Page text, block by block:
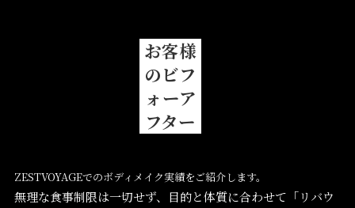
お客様
のビフ
ォーア
フター
ZESTVOYAGEでのボディメイク実績をご紹介します。
無理な食事制限は一切せず、目的と体質に合わせて「リバウ